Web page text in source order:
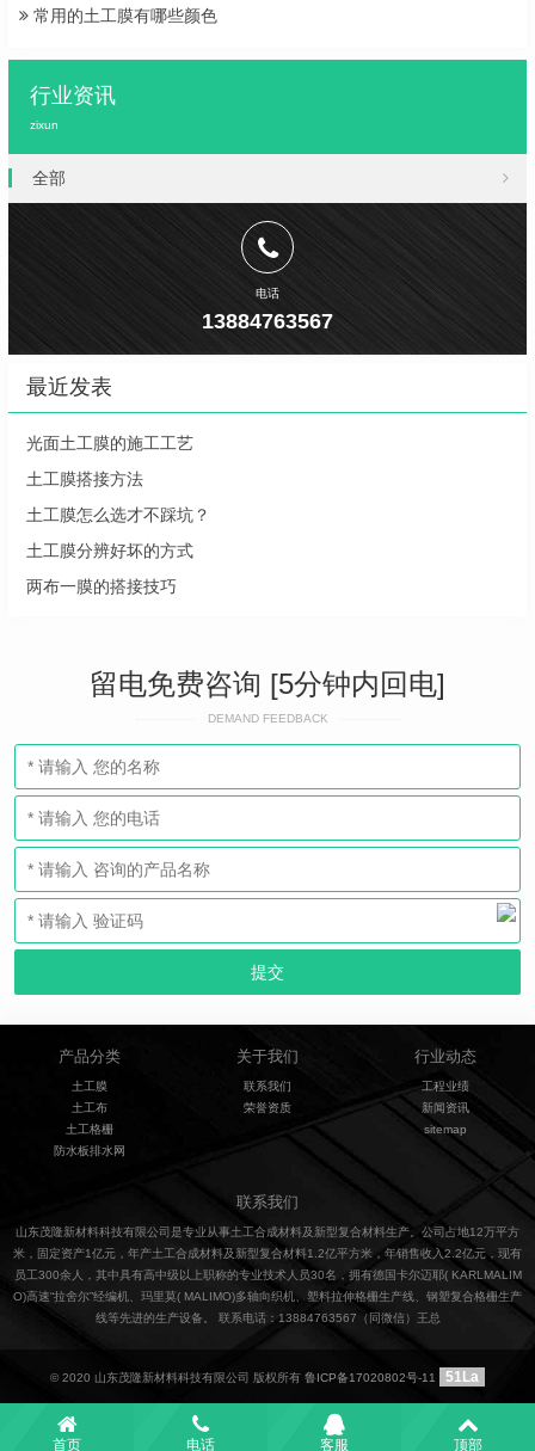
常用的土工膜有哪些颜色
行业资讯
zixun
全部
电话
13884763567
最近发表
光面土工膜的施工工艺
土工膜搭接方法
土工膜怎么选才不踩坑？
土工膜分辨好坏的方式
两布一膜的搭接技巧
留电免费咨询 [5分钟内回电]
DEMAND FEEDBACK
产品分类
土工膜
土工布
土工格栅
防水板排水网
关于我们
联系我们
荣誉资质
行业动态
工程业绩
新闻资讯
sitemap
联系我们
山东茂隆新材料科技有限公司是专业从事土工合成材料及新型复合材料生产。公司占地12万平方
米，固定资产1亿元，年产土工合成材料及新型复合材料1.2亿平方米，年销售收入2.2亿元，现有
员工300余人，其中具有高中级以上职称的专业技术人员30名，拥有德国卡尔迈耶( KARLMALIM
O)高速“拉舍尔”经编机、玛里莫( MALIMO)多轴向织机、塑料拉伸格栅生产线、钢塑复合格栅生产
线等先进的生产设备。 联系电话：13884763567（同微信）王总
© 2020 山东茂隆新材料科技有限公司 版权所有 鲁ICP备17020802号-11 51La
首页 电话 客服 顶部